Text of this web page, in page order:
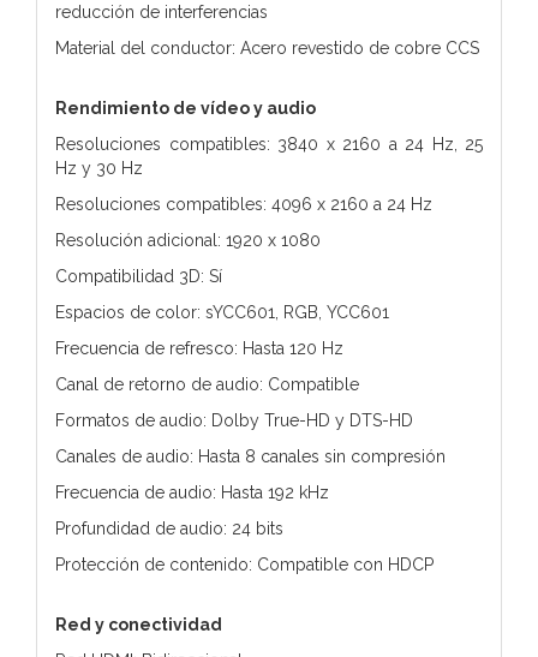
reducción de interferencias
Material del conductor: Acero revestido de cobre CCS
Rendimiento de vídeo y audio
Resoluciones compatibles: 3840 x 2160 a 24 Hz, 25
Hz y 30 Hz
Resoluciones compatibles: 4096 x 2160 a 24 Hz
Resolución adicional: 1920 x 1080
Compatibilidad 3D: Sí
Espacios de color: sYCC601, RGB, YCC601
Frecuencia de refresco: Hasta 120 Hz
Canal de retorno de audio: Compatible
Formatos de audio: Dolby True-HD y DTS-HD
Canales de audio: Hasta 8 canales sin compresión
Frecuencia de audio: Hasta 192 kHz
Profundidad de audio: 24 bits
Protección de contenido: Compatible con HDCP
Red y conectividad